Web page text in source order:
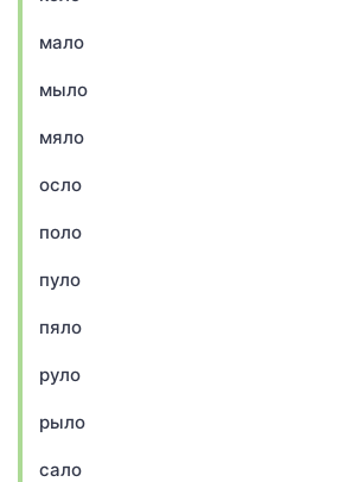
мало
мыло
мяло
осло
поло
пуло
пяло
руло
рыло
сало